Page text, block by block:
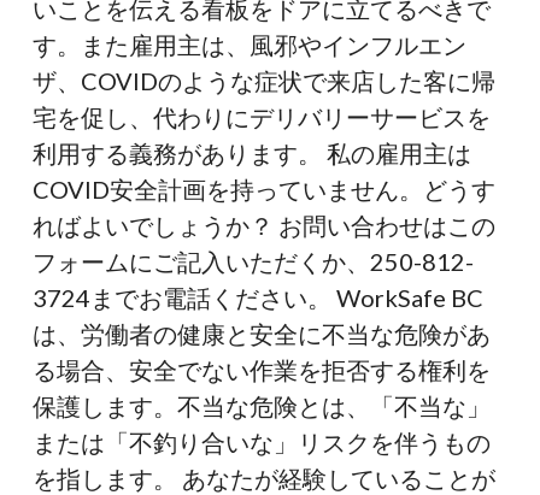
いことを伝える看板をドアに立てるべきで
す。また雇用主は、風邪やインフルエン
ザ、COVIDのような症状で来店した客に帰
宅を促し、代わりにデリバリーサービスを
利用する義務があります。 私の雇用主は
COVID安全計画を持っていません。どうす
ればよいでしょうか？ お問い合わせはこの
フォームにご記入いただくか、250-812-
3724までお電話ください。 WorkSafe BC
は、労働者の健康と安全に不当な危険があ
る場合、安全でない作業を拒否する権利を
保護します。不当な危険とは、「不当な」
または「不釣り合いな」リスクを伴うもの
を指します。 あなたが経験していることが